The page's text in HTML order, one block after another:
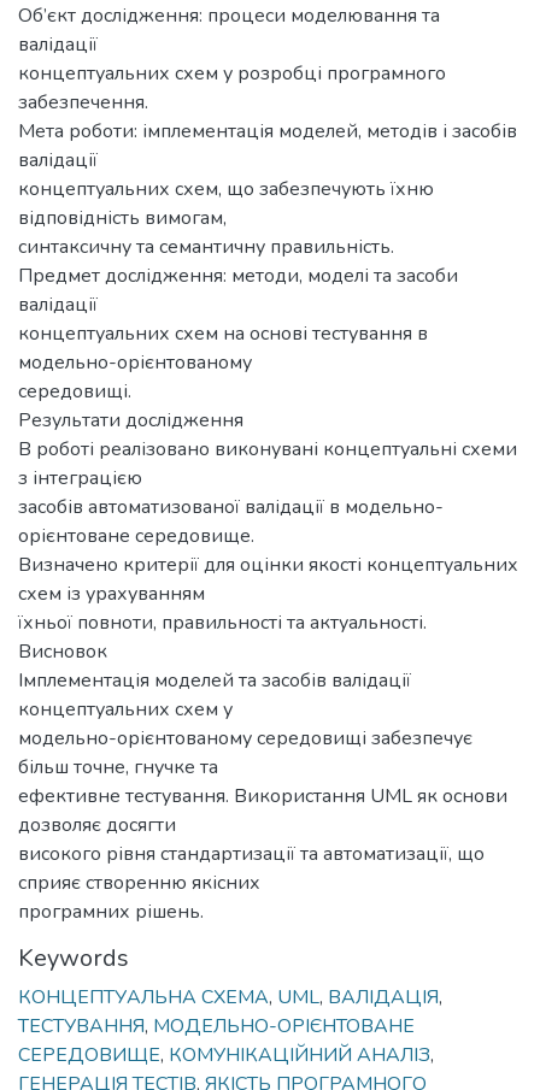
Об’єкт дослідження: процеси моделювання та
валідації
концептуальних схем у розробці програмного
забезпечення.
Мета роботи: імплементація моделей, методів і засобів
валідації
концептуальних схем, що забезпечують їхню
відповідність вимогам,
синтаксичну та семантичну правильність.
Предмет дослідження: методи, моделі та засоби
валідації
концептуальних схем на основі тестування в
модельно-орієнтованому
середовищі.
Результати дослідження
В роботі реалізовано виконувані концептуальні схеми
з інтеграцією
засобів автоматизованої валідації в модельно-
орієнтоване середовище.
Визначено критерії для оцінки якості концептуальних
схем із урахуванням
їхньої повноти, правильності та актуальності.
Висновок
Імплементація моделей та засобів валідації
концептуальних схем у
модельно-орієнтованому середовищі забезпечує
більш точне, гнучке та
ефективне тестування. Використання UML як основи
дозволяє досягти
високого рівня стандартизації та автоматизації, що
сприяє створенню якісних
програмних рішень.
Keywords
КОНЦЕПТУАЛЬНА СХЕМА, UML, ВАЛІДАЦІЯ,
ТЕСТУВАННЯ, МОДЕЛЬНО-ОРІЄНТОВАНЕ
СЕРЕДОВИЩЕ, КОМУНІКАЦІЙНИЙ АНАЛІЗ,
ГЕНЕРАЦІЯ ТЕСТІВ, ЯКІСТЬ ПРОГРАМНОГО